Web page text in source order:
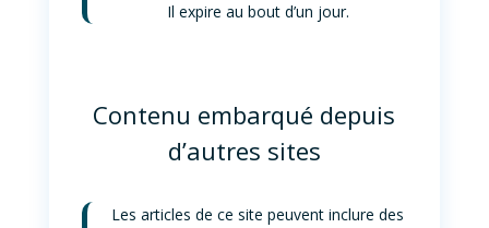
Il expire au bout d’un jour.
Contenu embarqué depuis
d’autres sites
Les articles de ce site peuvent inclure des